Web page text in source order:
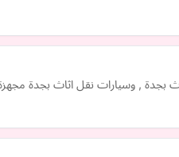
بجدة , وسيارات نقل اثاث بجدة